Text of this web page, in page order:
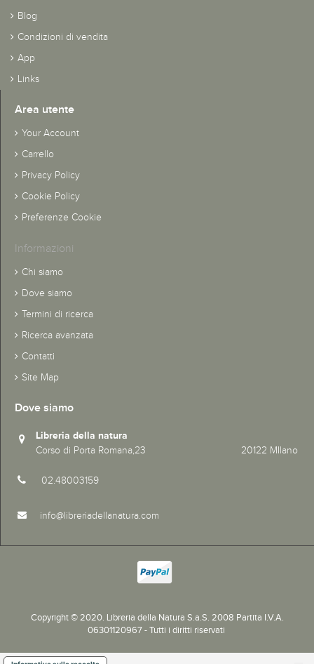
Blog
Condizioni di vendita
App
Links
Area utente
Your Account
Carrello
Privacy Policy
Cookie Policy
Preferenze Cookie
Informazioni
Chi siamo
Dove siamo
Termini di ricerca
Ricerca avanzata
Contatti
Site Map
Dove siamo
Libreria della natura
Corso di Porta Romana,23 20122 MIlano
02.48003159
info@libreriadellanatura.com
Copyright © 2020. Libreria della Natura S.a.S. 2008 Partita I.V.A.
06301120967 - Tutti i diritti riservati